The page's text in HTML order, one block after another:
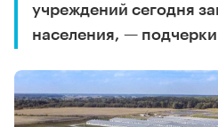
учреждений сегодня
населения, —